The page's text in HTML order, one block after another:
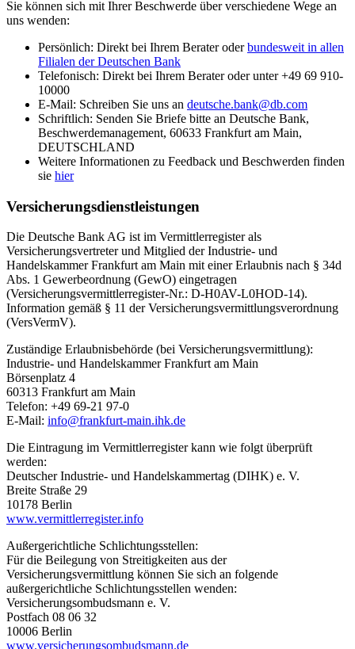
Sie können sich mit Ihrer Beschwerde über verschiedene Wege an
uns wenden:
Persönlich: Direkt bei Ihrem Berater oderbundesweit in allen
Filialen der Deutschen Bank
Telefonisch: Direkt bei Ihrem Berater oder unter +49 69 910-
10000
E-Mail: Schreiben Sie uns an deutsche.bank@db.com
Schriftlich: Senden Sie Briefe bitte an Deutsche Bank,
Beschwerdemanagement, 60633 Frankfurt am Main,
DEUTSCHLAND
Weitere Informationen zu Feedback und Beschwerden finden
sie hier
Versicherungsdienstleistungen
Die Deutsche Bank AG ist im Vermittlerregister als
Versicherungsvertreter und Mitglied der Industrie- und
Handelskammer Frankfurt am Main mit einer Erlaubnis nach § 34d
Abs. 1 Gewerbeordnung (GewO) eingetragen
(Versicherungsvermittlerregister-Nr.: D-H0AV-L0HOD-14).
Information gemäß § 11 der Versicherungsvermittlungsverordnung
(VersVermV).
Zuständige Erlaubnisbehörde (bei Versicherungsvermittlung):
Industrie- und Handelskammer Frankfurt am Main
Börsenplatz 4
60313 Frankfurt am Main
Telefon: +49 69-21 97-0
E-Mail: info@frankfurt-main.ihk.de
Die Eintragung im Vermittlerregister kann wie folgt überprüft
werden:
Deutscher Industrie- und Handelskammertag (DIHK) e. V.
Breite Straße 29
10178 Berlin
www.vermittlerregister.info
Außergerichtliche Schlichtungsstellen:
Für die Beilegung von Streitigkeiten aus der
Versicherungsvermittlung können Sie sich an folgende
außergerichtliche Schlichtungsstellen wenden:
Versicherungsombudsmann e. V.
Postfach 08 06 32
10006 Berlin
www.versicherungsombudsmann.de